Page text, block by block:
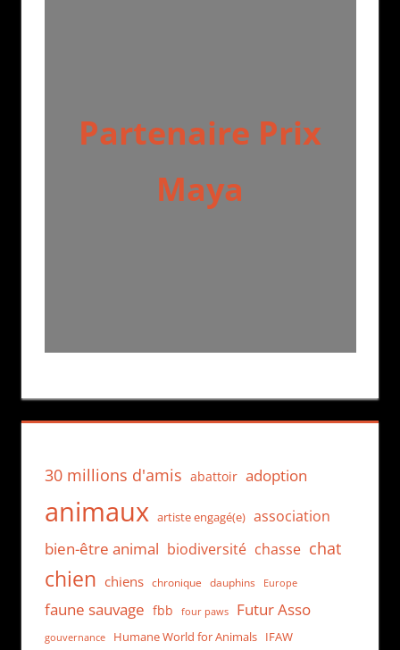
Partenaire Prix
Maya
30 millions d'amis abattoir adoption
animaux artiste engagé(e) association
bien-être animal biodiversité chasse chat
chien chiens chronique dauphins Europe
faune sauvage fbb four paws Futur Asso
gouvernance Humane World for Animals IFAW